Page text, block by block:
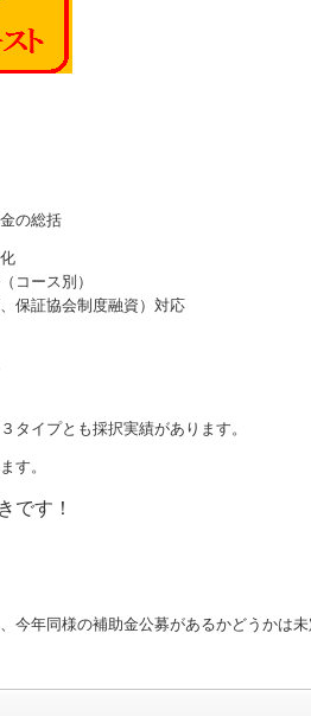
の総括
コース別）
保証協会制度融資）対応
タイプとも採択実績があります。
す。
です！
今年同様の補助金公募があるかどうかは未